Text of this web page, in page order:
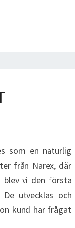
som en naturlig
från Narex, där
blev vi den första
utvecklas och
kund har frågat